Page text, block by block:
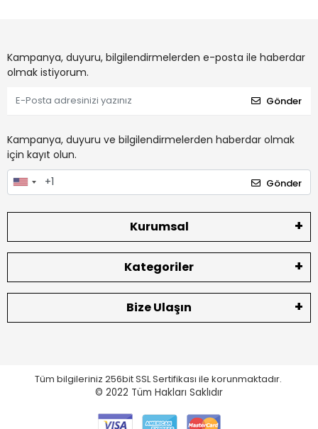
Kampanya, duyuru, bilgilendirmelerden e-posta ile haberdar
olmak istiyorum.
Gönder
Kampanya, duyuru ve bilgilendirmelerden haberdar olmak
için kayıt olun.
Gönder
Kurumsal
Kategoriler
Bize Ulaşın
Tüm bilgileriniz 256bit SSL Sertifikası ile korunmaktadır.
© 2022 Tüm Hakları Saklıdır